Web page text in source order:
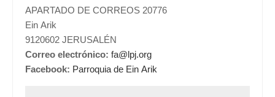
APARTADO DE CORREOS 20776
Ein Arik
9120602 JERUSALÉN
Correo electrónico:fa@lpj.org
Facebook:Parroquia de Ein Arik